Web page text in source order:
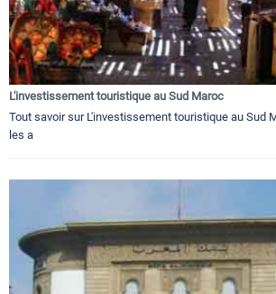
L'investissement touristique au Sud Maroc
Tout savoir sur L'investissement touristique au Sud
les a